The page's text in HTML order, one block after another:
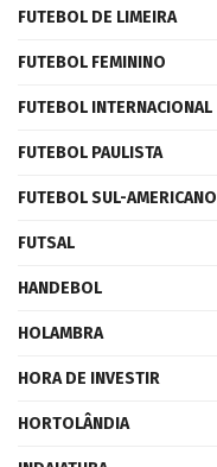
FUTEBOL DE LIMEIRA
FUTEBOL FEMININO
FUTEBOL INTERNACIONAL
FUTEBOL PAULISTA
FUTEBOL SUL-AMERICANO
FUTSAL
HANDEBOL
HOLAMBRA
HORA DE INVESTIR
HORTOLÂNDIA